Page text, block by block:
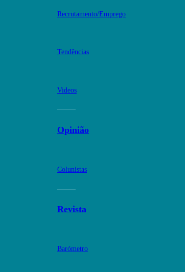
Recrutamento/Emprego
Tendências
Videos
Opinião
Colunistas
Revista
Barómetro